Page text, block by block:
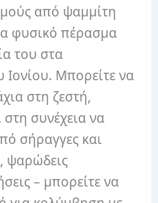
από ψαμμίτη
φυσικό πέρασμα
του στα
Ιονίου. Μπορείτε να
στη ζεστή,
συνέχεια να
σήραγγες και
ψαρώδεις
– μπορείτε να